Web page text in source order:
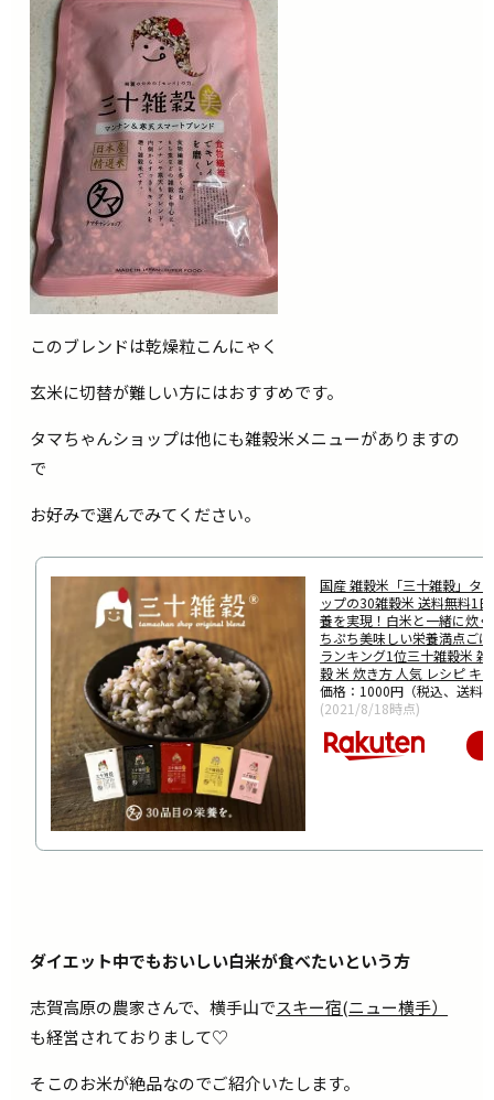
このブレンドは乾燥粒こんにゃく
玄米に切替が難しい方にはおすすめです。
タマちゃんショップは他にも雑穀米メニューがありますの
で
お好みで選んでみてください。
国産 雑穀米「三十雑穀」タ
ップの30雑穀米 送料無料1
養を実現！白米と一緒に炊
ちぷち美味しい栄養満点ご
ランキング1位三十雑穀米
穀 米 炊き方 人気 レシピ キ
価格：1000円（税込、送料
(2021/8/18時点)
ダイエット中でもおいしい白米が食べたいという方
志賀高原の農家さんで、横手山でスキー宿(ニュー横手）
も経営されておりまして♡
そこのお米が絶品なのでご紹介いたします。